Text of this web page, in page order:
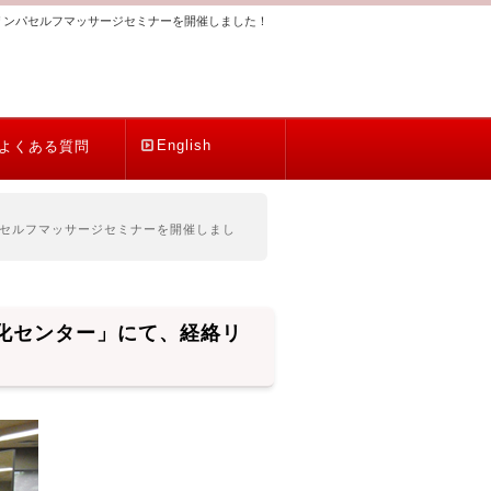
パセルフマッサージセミナーを開催しました！
くある質問 English
ルフマッサージセミナーを開催しまし
センター」にて、経絡リ